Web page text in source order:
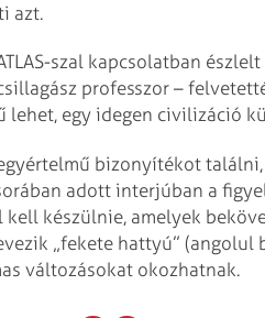
azt.
szal kapcsolatban
professzor –
lehet, egy idegen civilizáció
bizonyítékot
adott interjúban a
készülnie, amelyek
„fekete hattyú” (angolul
változásokat okozhatnak.